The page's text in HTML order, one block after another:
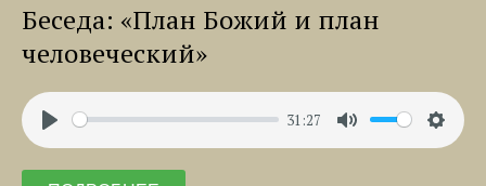
Беседа: «План Божий и план
человеческий»
Play
31:27
Mute